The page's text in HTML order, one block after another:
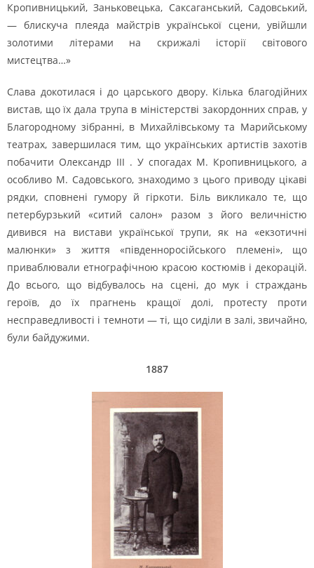
Кропивницький, Заньковецька, Саксаганський, Садовський,
— блискуча плеяда майстрів української сцени, увійшли
золотими літерами на скрижалі історії світового
мистецтва…»
Слава докотилася і до царського двору. Кілька благодійних
вистав, що їх дала трупа в міністерстві закордонних справ, у
Благородному зібранні, в Михайлівському та Марийському
театрах, завершилася тим, що українських артистів захотів
побачити Олександр III . У спогадах М. Кропивницького, а
особливо М. Садовського, знаходимо з цього приводу цікаві
рядки, сповнені гумору й гіркоти. Біль викликало те, що
петербурзький «ситий салон» разом з його величністю
дивився на вистави української трупи, як на «екзотичні
малюнки» з життя «південноросійського племені», що
приваблювали етнографічною красою костюмів і декорацій.
До всього, що відбувалось на сцені, до мук і страждань
героїв, до їх прагнень кращої долі, протесту проти
несправедливості і темноти — ті, що сиділи в залі, звичайно,
були байдужими.
1887